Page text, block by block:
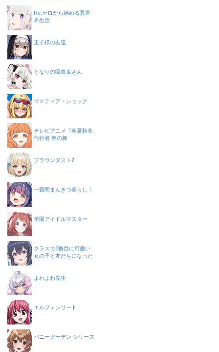
Re:ゼロから始める異世
界生活
王子様の友達
となりの吸血鬼さん
ゴエティア・ショック
テレビアニメ『春夏秋冬
代行者 春の舞
ブラウンダスト2
一畳間まんきつ暮らし！
学園アイドルマスター
クラスで2番目に可愛い
女の子と友だちになった
よわよわ先生
エルフェンリート
バニーガーデン シリーズ